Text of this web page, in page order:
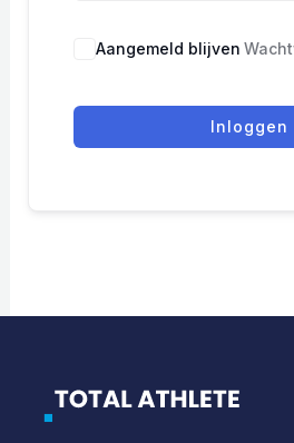
Aangemeld blijven
Inloggen